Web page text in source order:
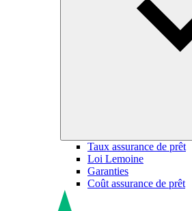
Taux assurance de prêt
Loi Lemoine
Garanties
Coût assurance de prêt